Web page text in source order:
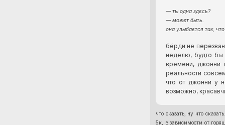
— ты одна здесь?
— может быть.
она улыбается так,
бёрди не
неделю, будто бы
времени, джонни
реальности
что от джонни у
возможно,
что сказать, ну что
5к, в зависимости от